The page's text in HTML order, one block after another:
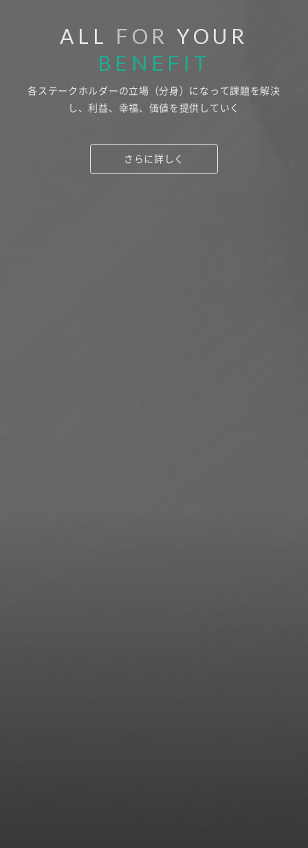
ALL FOR YOUR
BENEFIT
各ステークホルダーの立場（分身）になって課題を解決
し、利益、幸福、価値を提供していく
さらに詳しく